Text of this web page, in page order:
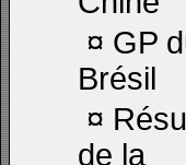
¤ GP
Brésil
¤
de la